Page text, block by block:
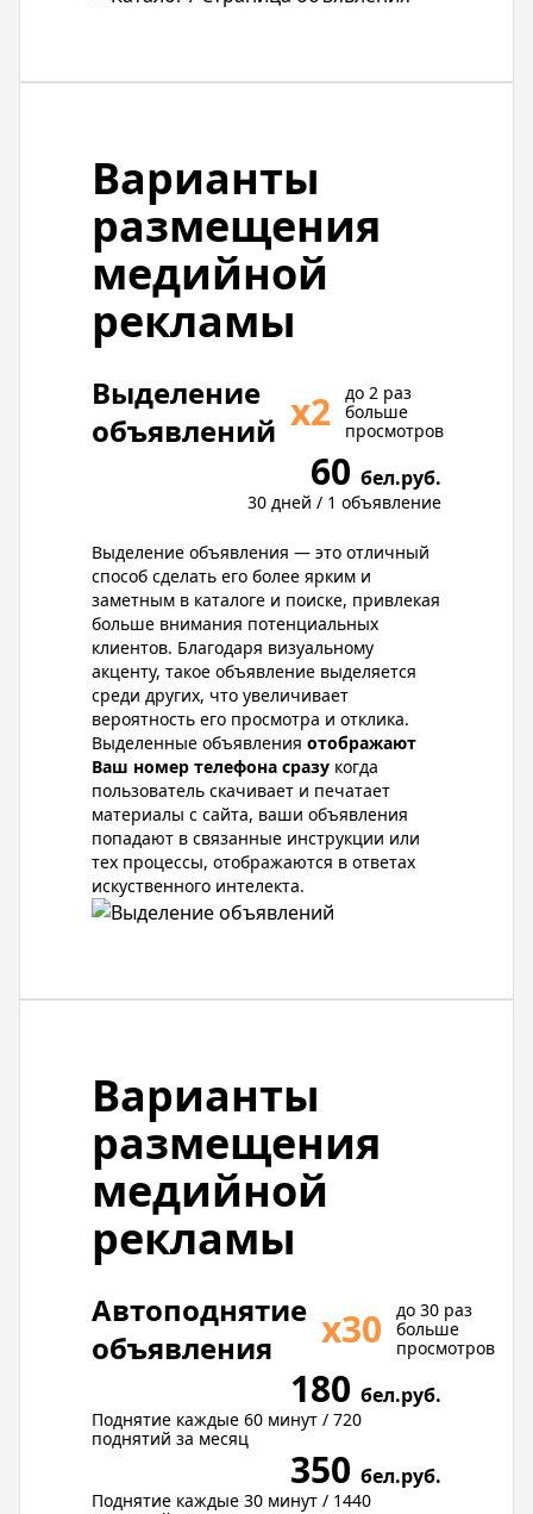
Варианты
размещения
медийной
рекламы
Выделение
объявлений х2
до 2 раз
больше
просмотров
60 бел.руб.
30 дней / 1 объявление
Выделение объявления — это отличный
способ сделать его более ярким и
заметным в каталоге и поиске, привлекая
больше внимания потенциальных
клиентов. Благодаря визуальному
акценту, такое объявление выделяется
среди других, что увеличивает
вероятность его просмотра и отклика.
Выделенные объявления отображают
Ваш номер телефона сразу когда
пользователь скачивает и печатает
материалы с сайта, ваши объявления
попадают в связанные инструкции или
тех процессы, отображаются в ответах
искуственного интелекта.
Варианты
размещения
медийной
рекламы
Автоподнятие
объявления
х30
до 30 раз
больше
просмотров
180 бел.руб.
Поднятие каждые 60 минут / 720
поднятий за месяц
350 бел.руб.
Поднятие каждые 30 минут / 1440